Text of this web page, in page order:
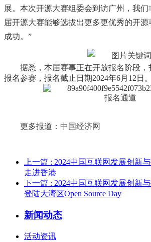
展。本次开源大赛组委会到访广州，我
届开源大赛能够选拔出更多更优秀的开源
成功。”
据悉，本届赛事正在开放报名阶段
报名参赛，报名截止日期2024年6月12日。
报名通道
更多报道： 中国经济网
上一篇 : 2024中国互联网发展创新
走进香港
下一篇 : 2024中国互联网发展创新
登陆大湾区Open Source Day
新闻动态
活动资讯